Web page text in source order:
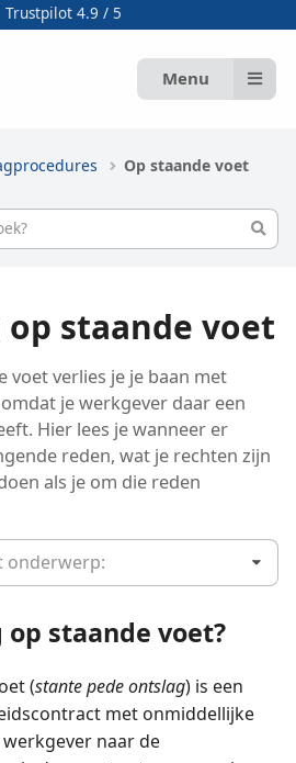
Trustpilot 4.9 / 5
Menu
Op staande voet
staande voet
voet verlies je je baan met
je werkgever daar een
Hier lees je wanneer er
reden, wat je rechten zijn
als je om die reden
onderwerp:
staande voet?
(stante pede ontslag) is een
met onmiddellijke
naar de